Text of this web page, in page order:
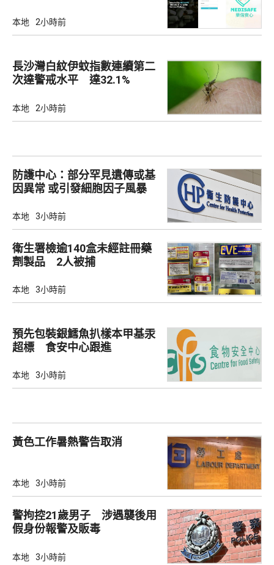
本地 2小時前
長沙灣白紋伊蚊指數連續第二
次達警戒水平 達32.1%
本地 2小時前
防護中心：部分罕見遺傳或基
因異常 或引發細胞因子風暴
本地 3小時前
衛生署檢逾140盒未經註冊藥
劑製品 2人被捕
本地 3小時前
預先包裝銀鱈魚扒樣本甲基汞
超標 食安中心跟進
本地 3小時前
黃色工作暑熱警告取消
本地 3小時前
警拘控21歲男子 涉遇襲後用
假身份報警及販毒
本地 3小時前